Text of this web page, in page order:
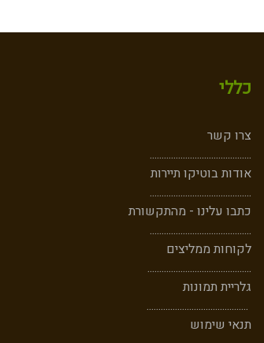
כללי
צרו קשר
...........................................
אודות בוטיקו תיירות
...........................................
כתבו עלינו - מהתקשורת
...........................................
לקוחות ממליצים
............................................
גלריית תמונות
...........................................
תנאי שימוש